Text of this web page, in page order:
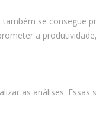
se consegue
a
as análises.